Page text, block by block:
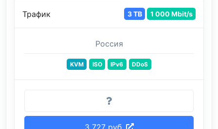
Трафик 3 TB 1 000 Mbit/s
Россия
KVM ISO IPv6 DDoS
3 727 руб.